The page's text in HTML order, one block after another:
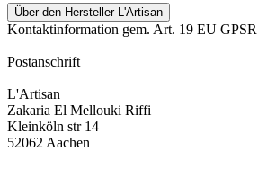
Über den Hersteller L'Artisan
Kontaktinformation gem. Art. 19 EU GPSR
Postanschrift
L'Artisan
Zakaria El Mellouki Riffi
Kleinköln str 14
52062 Aachen